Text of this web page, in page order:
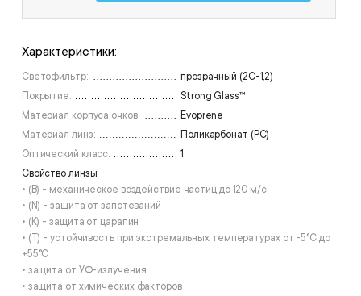
Характеристики:
Светофильтр:
прозрачный (2С-1,2)
Покрытие:
Strong Glass™
Материал корпуса очков:
Evoprene
Материал линз:
Поликарбонат (РС)
Оптический класс:
1
Свойство линзы:
• (B) - механическое воздействие частиц до 120 м/с
• (N) - защита от запотеваний
• (К) - защита от царапин
• (T) - устойчивость при экстремальных температурах от -5°С до
+55°С
• защита от УФ-излучения
• защита от химических факторов